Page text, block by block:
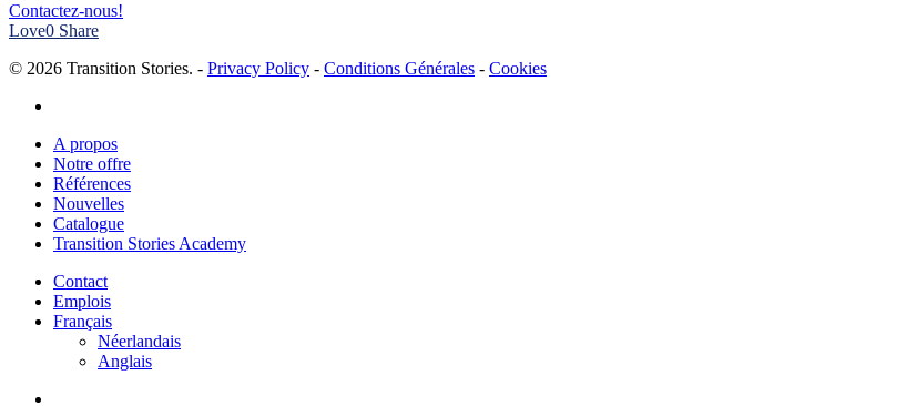
Contactez-nous!
Love0 Share
© 2026 Transition Stories. - Privacy Policy - Conditions Générales - Cookies
Close
Menu
A propos
Notre offre
Références
Nouvelles
Catalogue
Transition Stories Academy
Contact
Emplois
Français
Néerlandais
Anglais